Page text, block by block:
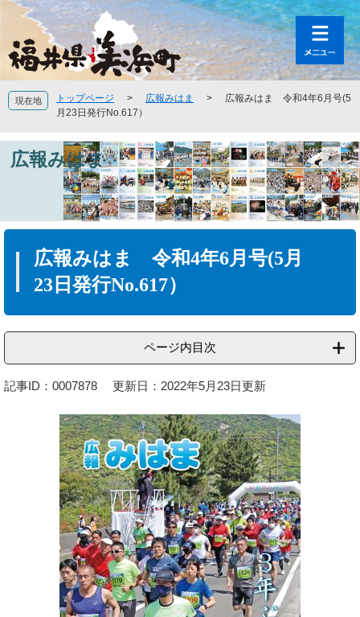
の
頭
で
。
ー
飛
ば
て
現在地 トップページ > 広報みはま >
広報みはま 令和4年6月号(5
月23日発行No.617）
広報みはま
広報みはま 令和4年6月号(5月
23日発行No.617）
ページ内目次
記事ID：0007878 更新日：2022年5月23日更新